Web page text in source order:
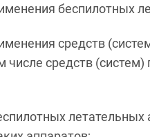
беспилотных
средств
средств
летательных